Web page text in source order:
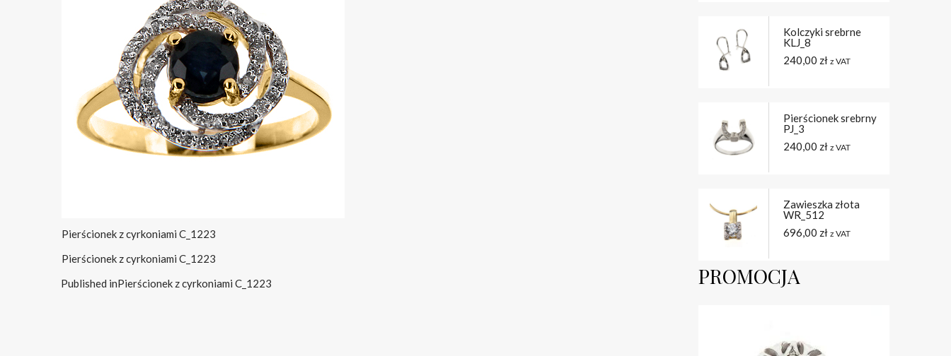
Pierścionek z cyrkoniami C_1223
Pierścionek z cyrkoniami C_1223
Published inPierścionek z cyrkoniami C_1223
Kolczyki srebrne
KLJ_8
240,00 zł z VAT
Pierścionek srebrny
PJ_3
240,00 zł z VAT
Zawieszka złota
WR_512
696,00 zł z VAT
PROMOCJA